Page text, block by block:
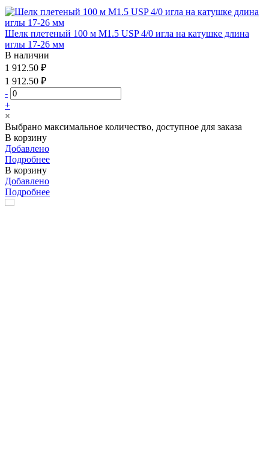
Шелк плетеный 100 м М1.5 USP 4/0 игла на катушке длина
иглы 17-26 мм
В наличии
1 912.50 ₽
1 912.50 ₽
-
+
×
Выбрано максимальное количество, доступное для заказа
В корзину
Добавлено
Подробнее
В корзину
Добавлено
Подробнее